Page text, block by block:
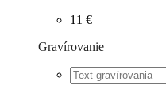
11 €
Gravírovanie